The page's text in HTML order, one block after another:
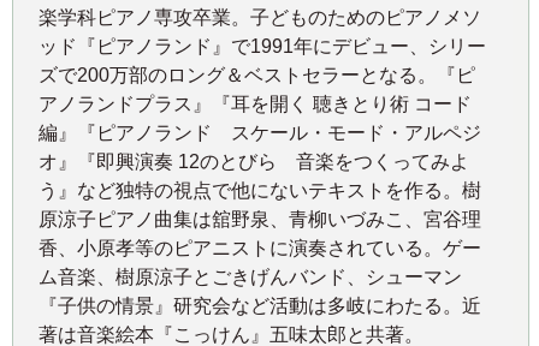
楽学科ピアノ専攻卒業。子どものためのピアノメソ
ッド『ピアノランド』で1991年にデビュー、シリー
ズで200万部のロング＆ベストセラーとなる。『ピ
アノランドプラス』『耳を開く 聴きとり術 コード
編』『ピアノランド スケール・モード・アルペジ
オ』『即興演奏 12のとびら 音楽をつくってみよ
う』など独特の視点で他にないテキストを作る。樹
原涼子ピアノ曲集は舘野泉、青柳いづみこ、宮谷理
香、小原孝等のピアニストに演奏されている。ゲー
ム音楽、樹原涼子とごきげんバンド、シューマン
『子供の情景』研究会など活動は多岐にわたる。近
著は音楽絵本『こっけん』五味太郎と共著。